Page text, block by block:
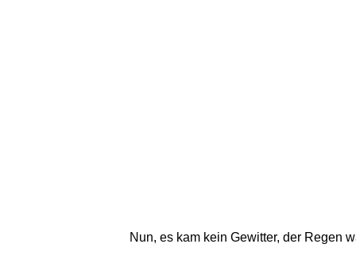
Nun, es kam kein Gewitter, der Regen